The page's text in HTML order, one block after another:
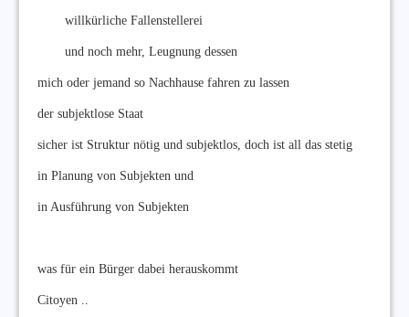
willkürliche Fallenstellerei
und noch mehr, Leugnung dessen
mich oder jemand so Nachhause fahren zu lassen
der subjektlose Staat
sicher ist Struktur nötig und subjektlos, doch ist all das stetig
in Planung von Subjekten und
in Ausführung von Subjekten
was für ein Bürger dabei herauskommt
Citoyen ..